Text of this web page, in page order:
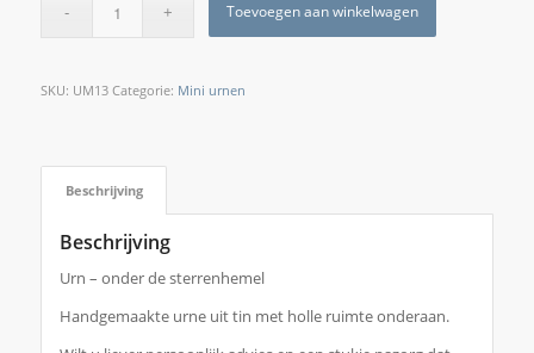
Toevoegen aan winkelwagen
SKU: UM13 Categorie: Mini urnen
Beschrijving
Beschrijving
Urn – onder de sterrenhemel
Handgemaakte urne uit tin met holle ruimte onderaan.